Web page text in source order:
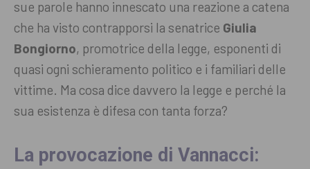
sue parole hanno innescato una reazione a catena
che ha visto contrapporsi la senatrice Giulia
Bongiorno, promotrice della legge, esponenti di
quasi ogni schieramento politico e i familiari delle
vittime. Ma cosa dice davvero la legge e perché la
sua esistenza è difesa con tanta forza?
La provocazione di Vannacci: